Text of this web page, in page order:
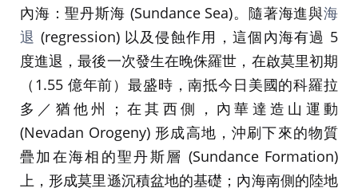
內海：聖丹斯海 (Sundance Sea)。隨著海進與海
退 (regression) 以及侵蝕作用，這個內海有過 5
度進退，最後一次發生在晚侏羅世，在啟莫里初期
（1.55 億年前）最盛時，南抵今日美國的科羅拉
多／猶他州；在其西側，內華達造山運動
(Nevadan Orogeny) 形成高地，沖刷下來的物質
疊加在海相的聖丹斯層 (Sundance Formation)
上，形成莫里遜沉積盆地的基礎；內海南側的陸地